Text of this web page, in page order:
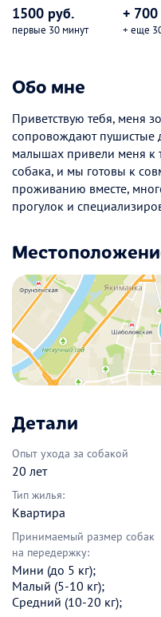
1500 руб.
первые 30 минут
+
+ еще
Обо мне
Приветствую тебя, меня
сопровождают пушистые
малышах привели меня к
собака, и мы готовы к
проживанию вместе,
прогулок и
Детали
Опыт ухода за собакой
20 лет
Тип жилья:
Квартира
Принимаемый размер собак
на передержку:
Мини (до 5 кг);
Малый (5-10 кг);
Средний (10-20 кг);